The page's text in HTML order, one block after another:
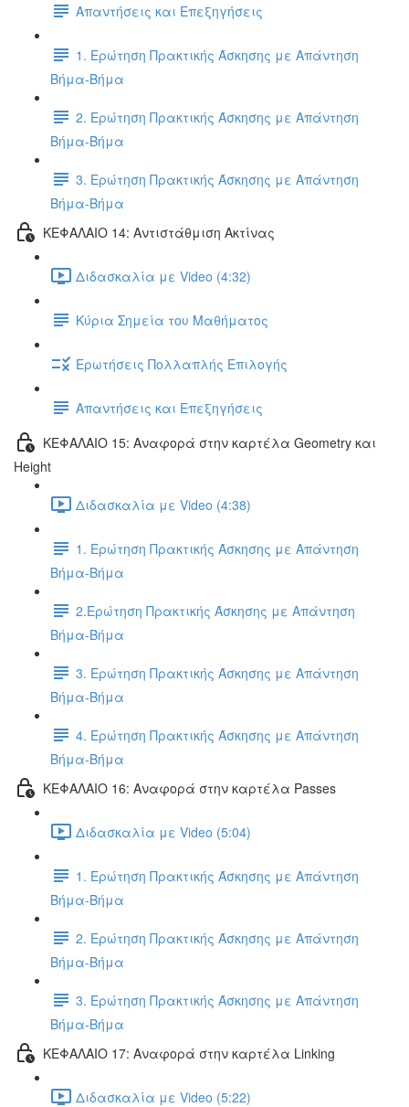
Απαντήσεις και Επεξηγήσεις
1. Ερώτηση Πρακτικής Άσκησης με Απάντηση
Βήμα-Βήμα
2. Ερώτηση Πρακτικής Άσκησης με Απάντηση
Βήμα-Βήμα
3. Ερώτηση Πρακτικής Άσκησης με Απάντηση
Βήμα-Βήμα
ΚΕΦΑΛΑΙΟ 14: Αντιστάθμιση Ακτίνας
Διδασκαλία με Video (4:32)
Κύρια Σημεία του Μαθήματος
Ερωτήσεις Πολλαπλής Επιλογής
Απαντήσεις και Επεξηγήσεις
ΚΕΦΑΛΑΙΟ 15: Αναφορά στην καρτέλα Geometry και
Height
Διδασκαλία με Video (4:38)
1. Ερώτηση Πρακτικής Άσκησης με Απάντηση
Βήμα-Βήμα
2.Ερώτηση Πρακτικής Άσκησης με Απάντηση
Βήμα-Βήμα
3. Ερώτηση Πρακτικής Άσκησης με Απάντηση
Βήμα-Βήμα
4. Ερώτηση Πρακτικής Άσκησης με Απάντηση
Βήμα-Βήμα
ΚΕΦΑΛΑΙΟ 16: Αναφορά στην καρτέλα Passes
Διδασκαλία με Video (5:04)
1. Ερώτηση Πρακτικής Άσκησης με Απάντηση
Βήμα-Βήμα
2. Ερώτηση Πρακτικής Άσκησης με Απάντηση
Βήμα-Βήμα
3. Ερώτηση Πρακτικής Άσκησης με Απάντηση
Βήμα-Βήμα
ΚΕΦΑΛΑΙΟ 17: Αναφορά στην καρτέλα Linking
Διδασκαλία με Video (5:22)